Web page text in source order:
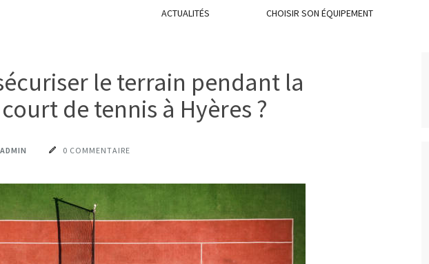
ACTUALITÉS CHOISIR SON ÉQUIPEMENT
le terrain pendant la
de tennis à Hyères ?
ADMIN 0 COMMENTAIRE